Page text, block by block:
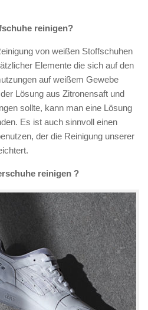
reinigen?
von weißen Stoffschuhen
Elemente die sich auf den
auf weißem Gewebe
Lösung aus Zitronensaft und
sollte, kann man eine Lösung
Es ist auch sinnvoll einen
der die Reinigung unserer
reinigen ?